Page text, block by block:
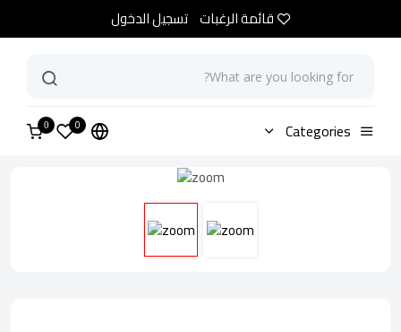
قائمة الرغبات تسجيل الدخول
Categories
0
0 الرئيسية مناكير بولفير موف فاتح 635